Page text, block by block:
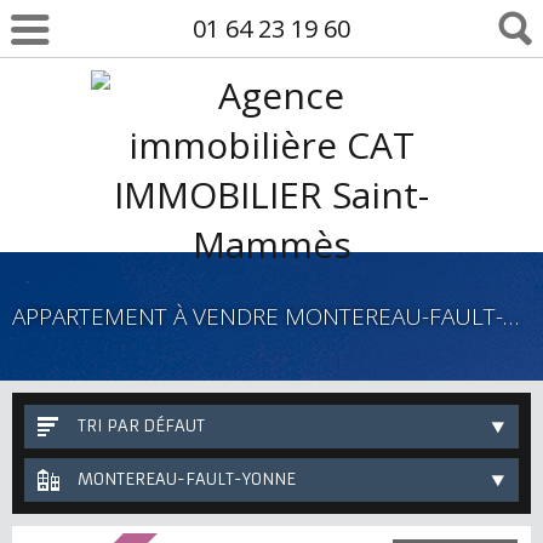
01 64 23 19 60
APPARTEMENT À VENDRE MONTEREAU-FAULT-YONNE
TRI PAR DÉFAUT
MONTEREAU-FAULT-YONNE